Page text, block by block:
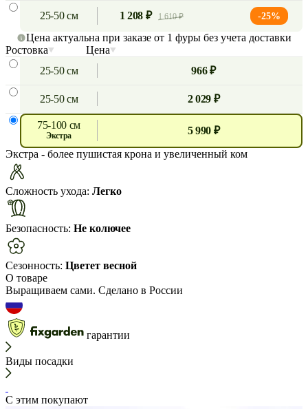
25-50 см
1 208 ₽ 1 610 ₽ -25%
Цена актуальна при заказе от 1 фуры без учета доставки
Ростовка
Цена
25-50 см
966 ₽
25-50 см 2 029 ₽
75-100 см
экстра
5 990 ₽
Экстра - более пушистая крона и увеличенный ком
Сложность ухода: Легко
Безопасность: Не колючее
Сезонность: Цветет весной
О товаре
Выращиваем сами. Сделано в России
гарантии
Виды посадки
С этим покупают